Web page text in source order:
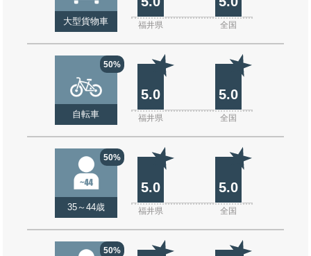
大型貨物車 福井県 全国
50%
自転車
5.0 5.0
福井県 全国
50%
35～44歳
5.0 5.0
福井県 全国
50%